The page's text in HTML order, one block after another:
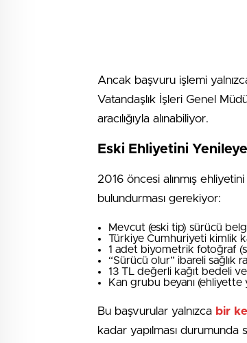
Ancak başvuru işlemi
Vatandaşlık İşleri Genel
aracılığıyla alınabiliyor.
Eski Ehliyetini
2016 öncesi alınmış
bulundurması gerekiyor:
Mevcut (eski tip) sürücü
Türkiye Cumhuriyeti kimlik
1 adet biyometrik fotoğraf
“Sürücü olur” ibareli sağlık
13 TL değerli kağıt bedeli
Kan grubu beyanı (ehliyette
Bu başvurular yalnızca bir
kadar yapılması